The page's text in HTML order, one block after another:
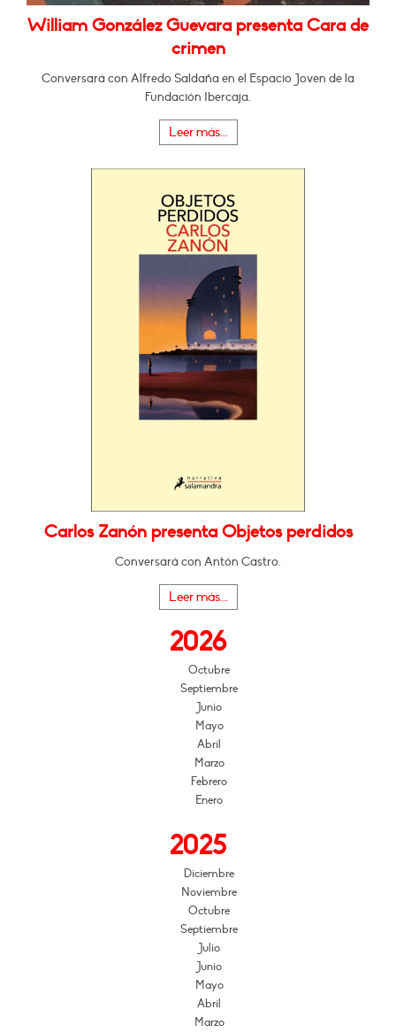
William González Guevara presenta Cara de
crimen
Conversará con Alfredo Saldaña en el Espacio Joven de la
Fundación Ibercaja.
Leer más...
Carlos Zanón presenta Objetos perdidos
Conversará con Antón Castro.
Leer más...
2026
Octubre
Septiembre
Junio
Mayo
Abril
Marzo
Febrero
Enero
2025
Diciembre
Noviembre
Octubre
Septiembre
Julio
Junio
Mayo
Abril
Marzo